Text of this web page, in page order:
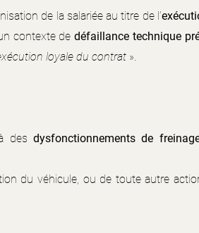
de la salariée au titre de l’
contexte dedéfaillance technique
loyale du contrat ».
des dysfonctionnements de
du véhicule, ou de toute autre